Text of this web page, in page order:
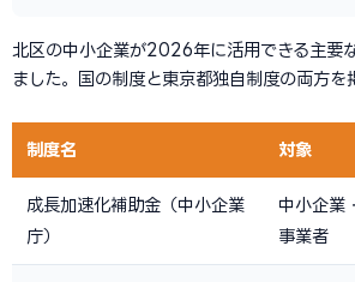
北区の中小企業が2026年に活用できる主要
ました。国の制度と東京都独自制度の両方を
制度名 対象
成長加速化補助金（中小企業
庁）
中小企業
事業者